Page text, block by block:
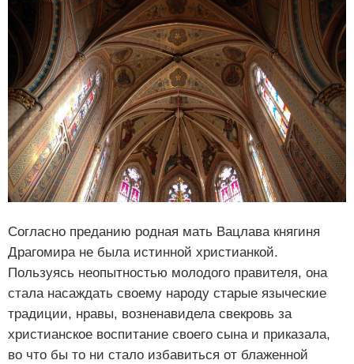
Согласно преданию родная мать Вацлава княгиня
Драгомира не была истинной христианкой.
Пользуясь неопытностью молодого правителя, она
стала насаждать своему народу старые языческие
традиции, нравы, возненавидела свекровь за
христианское воспитание своего сына и приказала,
во что бы то ни стало избавиться от блаженной